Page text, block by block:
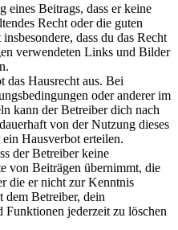
eines Beitrags, dass er keine
Recht oder die guten
dass du das Recht
verwendeten Links und Bilder
das Hausrecht aus. Bei
oder anderer im
kann der Betreiber dich nach
von der Nutzung dieses
Hausverbot erteilen.
der Betreiber keine
von Beiträgen übernimmt, die
die er nicht zur Kenntnis
dem Betreiber, dein
jederzeit zu löschen